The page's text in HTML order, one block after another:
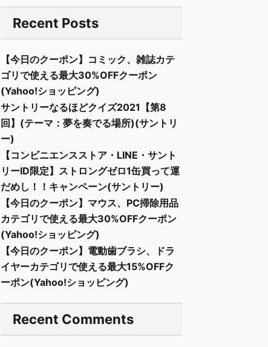
Recent Posts
【今日のクーポン】コミック、雑誌カテ
ゴリで使える最大30%OFFクーポン
(Yahoo!ショッピング)
サントリーなるほどクイズ2021【第8
回】(テーマ：夢を奏でる場所)(サントリ
ー)
【コンビニエンスストア・LINE・サント
リーID限定】ストロングゼロ1缶買って運
だめし！！キャンペーン(サントリー)
【今日のクーポン】マウス、PC掃除用品
カテゴリで使える最大30%OFFクーポン
(Yahoo!ショッピング)
【今日のクーポン】電動歯ブラシ、ドラ
イヤーカテゴリで使える最大15%OFFク
ーポン(Yahoo!ショッピング)
Recent Comments